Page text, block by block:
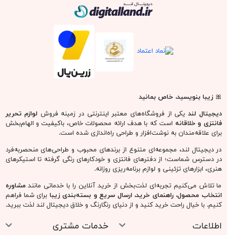
🎀زیبا بنویسید، خاص بمانید
دیجیتال لند یکی از فروشگاه‌های معتبر اینترنتی در زمینه فروش لوازم تحریر
فانتزی و خلاقانه است که با هدف ارائه محصولات خاص، باکیفیت و الهام‌بخش
برای علاقه‌مندان به نوشت‌افزار و طراحی راه‌اندازی شده است.
در دیجیتال لند، مجموعه‌ای متنوع از برندهای محبوب و طراحی‌های منحصربه‌فرد
در دسترس شماست؛ از دفترهای فانتزی و خودکارهای رنگی گرفته تا استیکرهای
هنری، ابزارهای تزئینی و لوازم برنامه‌ریزی روزانه.
ما تلاش می‌کنیم تجربه‌ای لذت‌بخش از خرید آنلاین را با خدماتی مانندمشاوره
انتخاب محصول، راهنمای خرید، ارسال سریع و بسته‌بندی زیبا برای شما فراهم
کنیم. با خیال راحت خرید کنید و از دنیای رنگارنگ و خلاق دیجیتال لند لذت ببرید.
اطلاعات خدمات مشتری